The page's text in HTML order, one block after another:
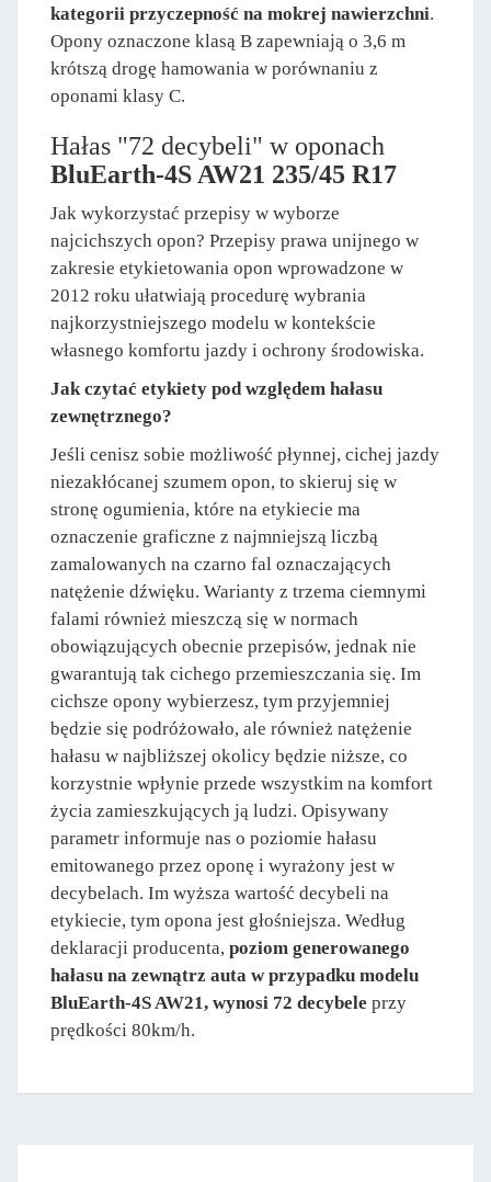
kategorii przyczepność na mokrej nawierzchni.
Opony oznaczone klasą B zapewniają o 3,6 m
krótszą drogę hamowania w porównaniu z
oponami klasy C.
Hałas "72 decybeli" w oponach
BluEarth-4S AW21 235/45 R17
Jak wykorzystać przepisy w wyborze
najcichszych opon? Przepisy prawa unijnego w
zakresie etykietowania opon wprowadzone w
2012 roku ułatwiają procedurę wybrania
najkorzystniejszego modelu w kontekście
własnego komfortu jazdy i ochrony środowiska.
Jak czytać etykiety pod względem hałasu
zewnętrznego?
Jeśli cenisz sobie możliwość płynnej, cichej jazdy
niezakłócanej szumem opon, to skieruj się w
stronę ogumienia, które na etykiecie ma
oznaczenie graficzne z najmniejszą liczbą
zamalowanych na czarno fal oznaczających
natężenie dźwięku. Warianty z trzema ciemnymi
falami również mieszczą się w normach
obowiązujących obecnie przepisów, jednak nie
gwarantują tak cichego przemieszczania się. Im
cichsze opony wybierzesz, tym przyjemniej
będzie się podróżowało, ale również natężenie
hałasu w najbliższej okolicy będzie niższe, co
korzystnie wpłynie przede wszystkim na komfort
życia zamieszkujących ją ludzi. Opisywany
parametr informuje nas o poziomie hałasu
emitowanego przez oponę i wyrażony jest w
decybelach. Im wyższa wartość decybeli na
etykiecie, tym opona jest głośniejsza. Według
deklaracji producenta, poziom generowanego
hałasu na zewnątrz auta w przypadku modelu
BluEarth-4S AW21, wynosi 72 decybele przy
prędkości 80km/h.